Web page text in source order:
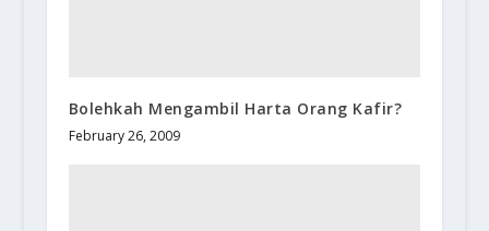
Bolehkah Mengambil Harta Orang Kafir?
February 26, 2009